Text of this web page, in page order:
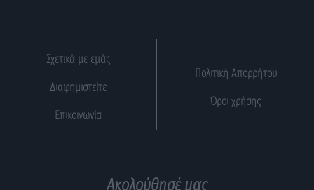
Σχετικά με εμάς
Διαφημιστείτε
Επικοινωνία
Πολιτική Απορρήτου
Όροι χρήσης
Ακολούθησέ μας